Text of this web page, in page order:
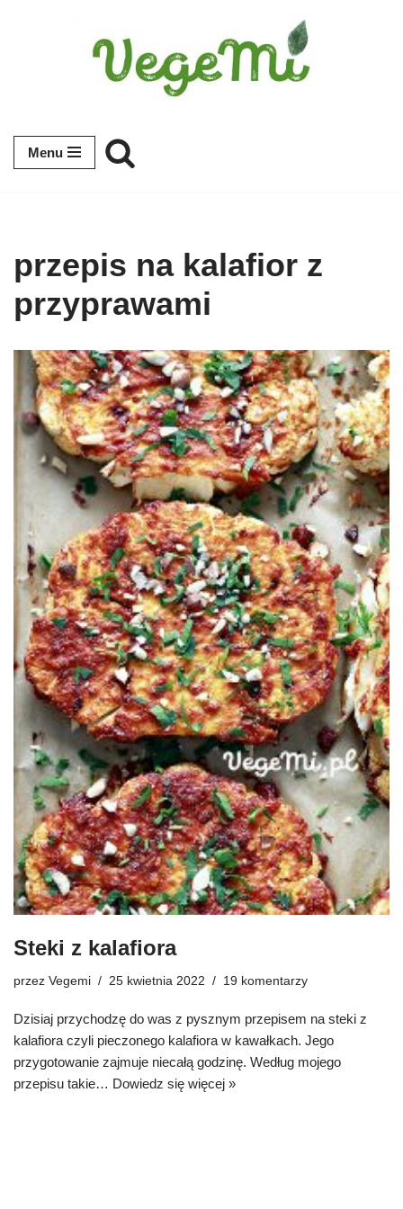
Menu
przepis na kalafior z
przyprawami
Steki z kalafiora
przez Vegemi 25 kwietnia 2022 19 komentarzy
Dzisiaj przychodzę do was z pysznym przepisem na steki z
kalafiora czyli pieczonego kalafiora w kawałkach. Jego
przygotowanie zajmuje niecałą godzinę. Według mojego
przepisu takie… Dowiedz się więcej »